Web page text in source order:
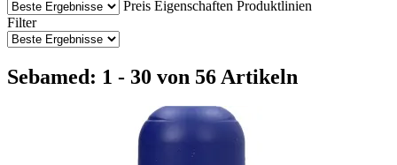
Preis Eigenschaften Produktlinien
Filter
Sebamed: 1 - 30 von 56 Artikeln